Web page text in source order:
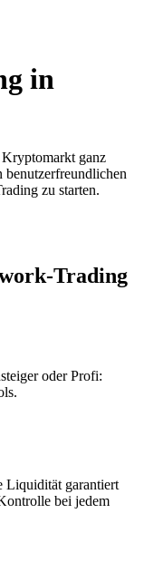
in
ganz
zu starten.
Trading
oder Profi:
Liquidität garantiert
bei jedem